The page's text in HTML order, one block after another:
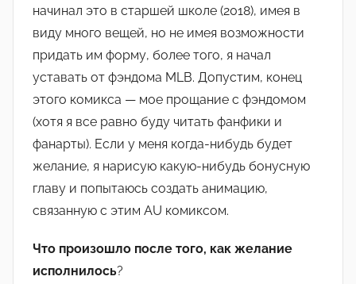
начинал это в старшей школе (2018), имея в
виду много вещей, но не имея возможности
придать им форму, более того, я начал
уставать от фэндома MLB. Допустим, конец
этого комикса — мое прощание с фэндомом
(хотя я все равно буду читать фанфики и
фанарты). Если у меня когда-нибудь будет
желание, я нарисую какую-нибудь бонусную
главу и попытаюсь создать анимацию,
связанную с этим AU комиксом.
Что произошло после того, как желание
исполнилось?